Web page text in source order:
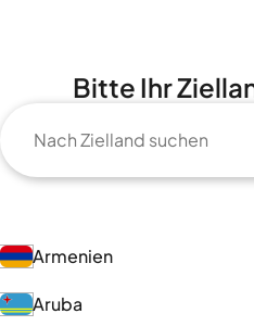
Bitte Ihr
Armenien
Aruba